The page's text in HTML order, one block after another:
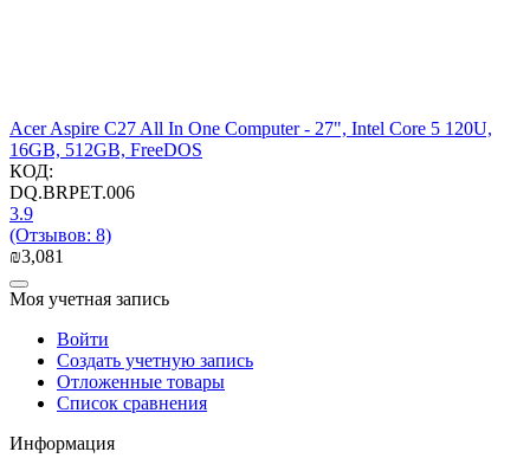
Acer Aspire C27 All In One Computer - 27", Intel Core 5 120U,
16GB, 512GB, FreeDOS
КОД:
DQ.BRPET.006
3.9
(Отзывов: 8)
₪3,081
Моя учетная запись
Войти
Создать учетную запись
Отложенные товары
Список сравнения
Информация